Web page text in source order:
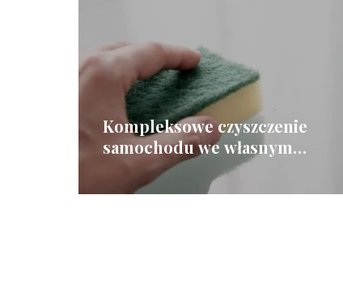
Kompleksowe czyszczenie
samochodu we własnym
zakresie